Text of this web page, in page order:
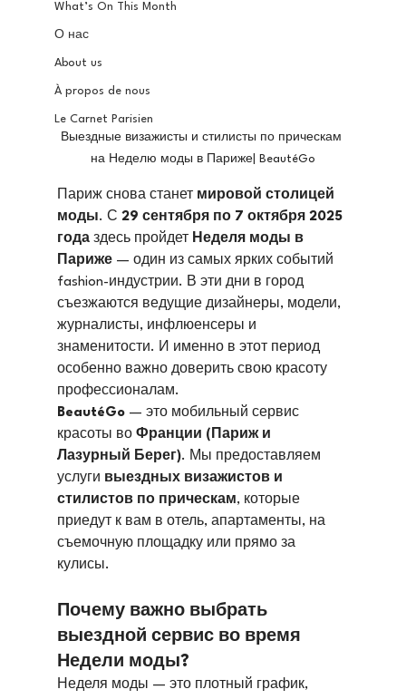
What’s On This Month
О нас
About us
À propos de nous
Le Carnet Parisien
Выездные визажисты и стилисты по прическам
на Неделю моды в Париже| BeautéGo
Париж снова станет мировой столицей
моды. С 29 сентября по 7 октября 2025
года здесь пройдет Неделя моды в
Париже — один из самых ярких событий
fashion-индустрии. В эти дни в город
съезжаются ведущие дизайнеры, модели,
журналисты, инфлюенсеры и
знаменитости. И именно в этот период
особенно важно доверить свою красоту
профессионалам.
BeautéGo — это мобильный сервис
красоты во Франции (Париж и
Лазурный Берег). Мы предоставляем
услуги выездных визажистов и
стилистов по прическам, которые
приедут к вам в отель, апартаменты, на
съемочную площадку или прямо за
кулисы.
Почему важно выбрать
выездной сервис во время
Недели моды?
Неделя моды — это плотный график,